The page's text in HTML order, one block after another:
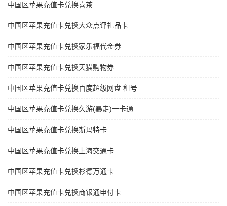
中国区苹果充值卡兑换喜茶
中国区苹果充值卡兑换大众点评礼品卡
中国区苹果充值卡兑换家乐福代金券
中国区苹果充值卡兑换天猫购物券
中国区苹果充值卡兑换百度超级网盘 租号
中国区苹果充值卡兑换久游(暴走)一卡通
中国区苹果充值卡兑换斯玛特卡
中国区苹果充值卡兑换上海交通卡
中国区苹果充值卡兑换杉德万通卡
中国区苹果充值卡兑换商银通申付卡